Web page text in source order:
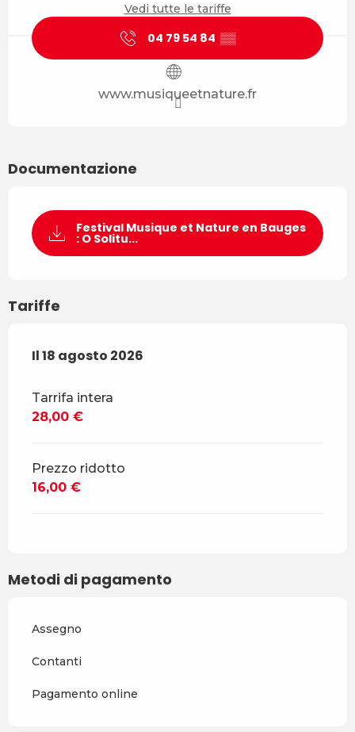
Vedi tutte le tariffe
04 79 54 84 ▒▒
www.musiqueetnature.fr
Documentazione
Festival Musique et Nature en Bauges
: O Solitu...
Tariffe
Il18 agosto 2026
Il18 agosto 2026
Tarrifa intera
28,00 €
Prezzo ridotto
16,00 €
Metodi di pagamento
Assegno
Contanti
Pagamento online